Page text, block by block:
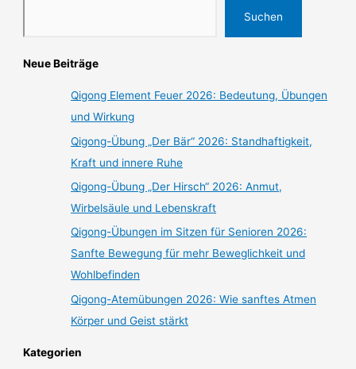
Suchen
Neue Beiträge
Qigong Element Feuer 2026: Bedeutung, Übungen
und Wirkung
Qigong-Übung „Der Bär“ 2026: Standhaftigkeit,
Kraft und innere Ruhe
Qigong-Übung „Der Hirsch“ 2026: Anmut,
Wirbelsäule und Lebenskraft
Qigong-Übungen im Sitzen für Senioren 2026:
Sanfte Bewegung für mehr Beweglichkeit und
Wohlbefinden
Qigong-Atemübungen 2026: Wie sanftes Atmen
Körper und Geist stärkt
Kategorien